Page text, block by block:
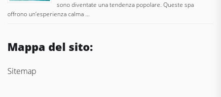
sono diventate una tendenza popolare. Queste spa
offrono un’esperienza calma …
Mappa del sito:
Sitemap